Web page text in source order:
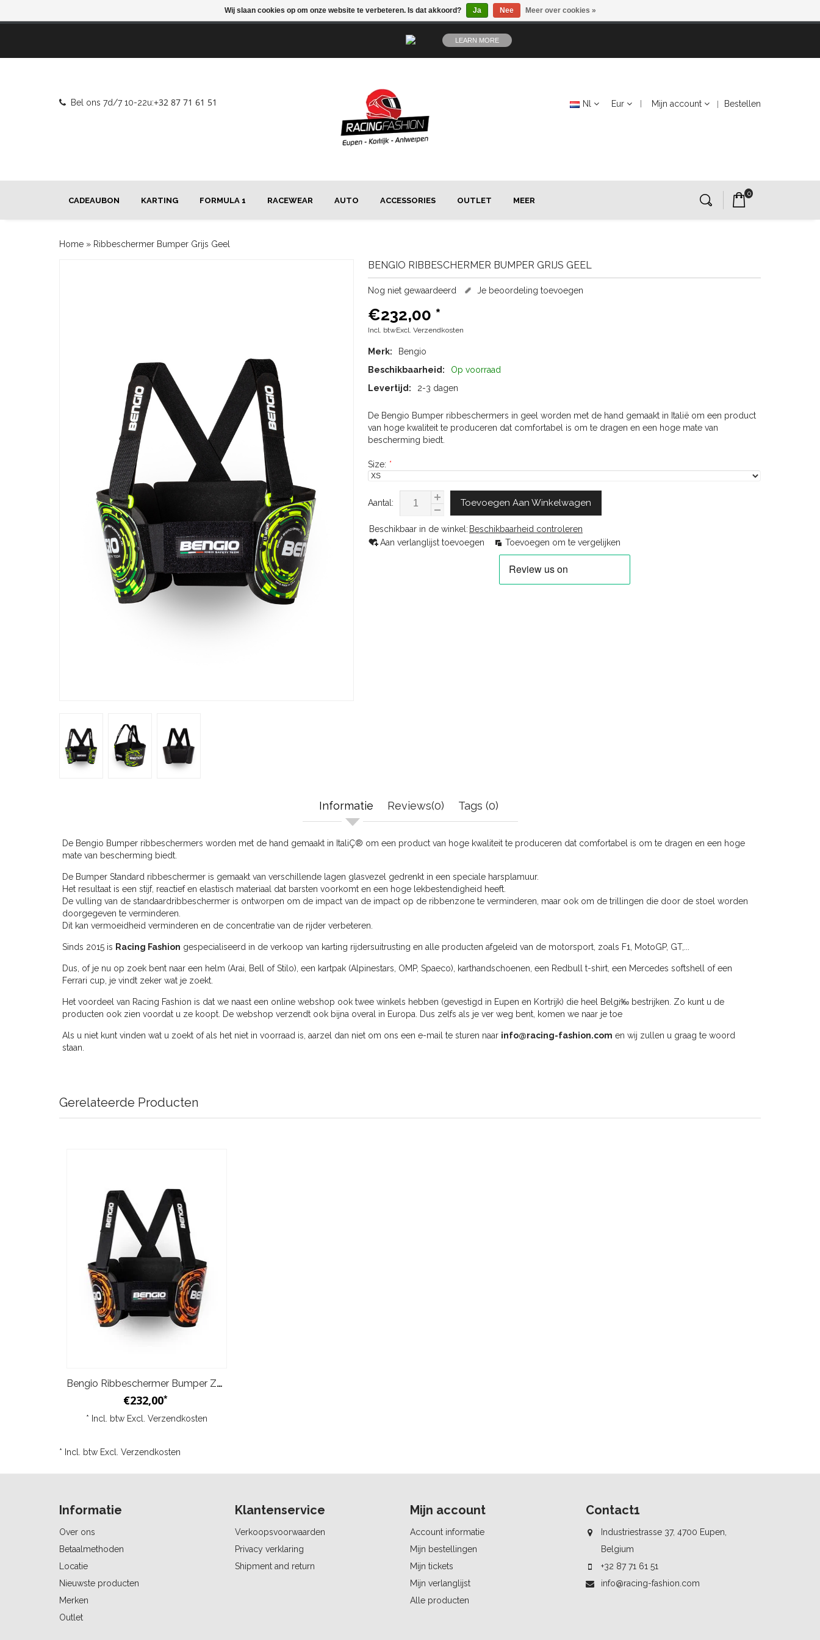
LEARN MORE
Bel ons 7d/7 10-22u:+32 87 71 61 51 Nl Eur Mijn account Bestellen
CADEAUBON KARTING FORMULA 1 RACEWEAR AUTO ACCESSORIES OUTLET MEER
0
Home » Ribbeschermer Bumper Grijs Geel
BENGIO RIBBESCHERMER BUMPER GRIJS GEEL
Nog niet gewaardeerd Je beoordeling toevoegen
€232,00 *
Incl. btwExcl. Verzendkosten
Merk:
Bengio
Beschikbaarheid:
Op voorraad
Levertijd:
2-3 dagen
De Bengio Bumper ribbeschermers in geel worden met de hand gemaakt in Italië om een product
van hoge kwaliteit te produceren dat comfortabel is om te dragen en een hoge mate van
bescherming biedt.
Size: *
Aantal: Toevoegen Aan Winkelwagen
Beschikbaar in de winkel: Beschikbaarheid controleren
Aan verlanglijst toevoegen
Toevoegen om te vergelijken
Informatie Reviews(0) Tags (0)
De Bengio Bumper ribbeschermers worden met de hand gemaakt in ItaliÇ® om een product van hoge kwaliteit te produceren dat comfortabel is om te dragen en een hoge
mate van bescherming biedt.
De Bumper Standard ribbeschermer is gemaakt van verschillende lagen glasvezel gedrenkt in een speciale harsplamuur.
Het resultaat is een stijf, reactief en elastisch materiaal dat barsten voorkomt en een hoge lekbestendigheid heeft.
De vulling van de standaardribbeschermer is ontworpen om de impact van de impact op de ribbenzone te verminderen, maar ook om de trillingen die door de stoel worden
doorgegeven te verminderen.
Dit kan vermoeidheid verminderen en de concentratie van de rijder verbeteren.
Sinds 2015 is Racing Fashion gespecialiseerd in de verkoop van karting rijdersuitrusting en alle producten afgeleid van de motorsport, zoals F1, MotoGP, GT,...
Dus, of je nu op zoek bent naar een helm (Arai, Bell of Stilo), een kartpak (Alpinestars, OMP, Spaeco), karthandschoenen, een Redbull t-shirt, een Mercedes softshell of een
Ferrari cup, je vindt zeker wat je zoekt.
Het voordeel van Racing Fashion is dat we naast een online webshop ook twee winkels hebben (gevestigd in Eupen en Kortrijk) die heel Belgi‰ bestrijken. Zo kunt u de
producten ook zien voordat u ze koopt. De webshop verzendt ook bijna overal in Europa. Dus zelfs als je ver weg bent, komen we naar je toe
Als u niet kunt vinden wat u zoekt of als het niet in voorraad is, aarzel dan niet om ons een e-mail te sturen naar info@racing-fashion.com en wij zullen u graag te woord
staan.
Gerelateerde Producten
Bengio Ribbeschermer Bumper Zwart Oranje
€232,00*
* Incl. btw Excl. Verzendkosten
* Incl. btw Excl. Verzendkosten
Informatie
Over ons
Betaalmethoden
Locatie
Nieuwste producten
Merken
Outlet
Klantenservice
Verkoopsvoorwaarden
Privacy verklaring
Shipment and return
Mijn account
Account informatie
Mijn bestellingen
Mijn tickets
Mijn verlanglijst
Alle producten
Contact1
Industriestrasse 37, 4700 Eupen,
Belgium
+32 87 71 61 51
info@racing-fashion.com
Wij slaan cookies op om onze website te verbeteren. Is dat akkoord? Ja Nee Meer over cookies »